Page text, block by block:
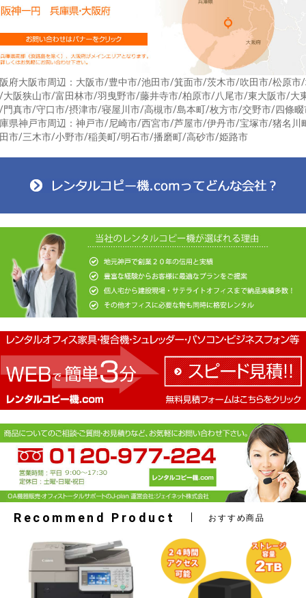
府大阪市周辺：大阪市/豊中市/池田市/箕面市/茨木市/吹田市/松原市
大阪狭山市/富田林市/羽曳野市/藤井寺市/柏原市/八尾市/東大阪市/大
門真市/守口市/摂津市/寝屋川市/高槻市/島本町/枚方市/交野市/四條畷
県神戸市周辺：神戸市/尼崎市/西宮市/芦屋市/伊丹市/宝塚市/猪名川
市/三木市/小野市/稲美町/明石市/播磨町/高砂市/姫路市
Recommend Product おすすめ商品